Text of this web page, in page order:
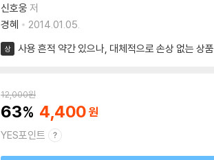
신호웅 저
경혜
2014.01.05.
상 사용 흔적 약간 있으나, 대체적으로 손상 없는 상품
12,000원
63 4,400
YES포인트